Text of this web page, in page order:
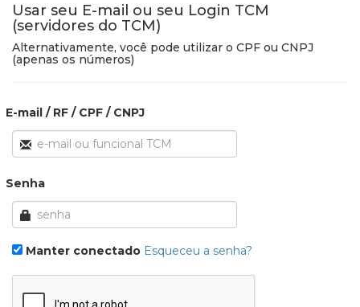
Usar seu E-mail ou seu Login TCM
(servidores do TCM)
Alternativamente, você pode utilizar o CPF ou CNPJ
(apenas os números)
E-mail / RF / CPF / CNPJ
Senha
Manter conectado Esqueceu a senha?